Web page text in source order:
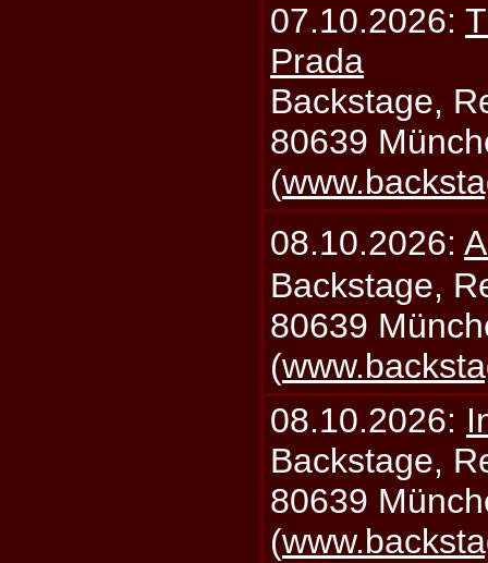
07.10.2026:
Prada
Backstage,
80639
(
08.10.2026:
Backstage,
80639
(
08.10.2026:
Backstage,
80639
(